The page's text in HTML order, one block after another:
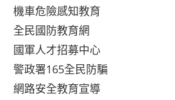
機車危險感知教育
全民國防教育網
國軍人才招募中心
警政署165全民防騙
網路安全教育宣導